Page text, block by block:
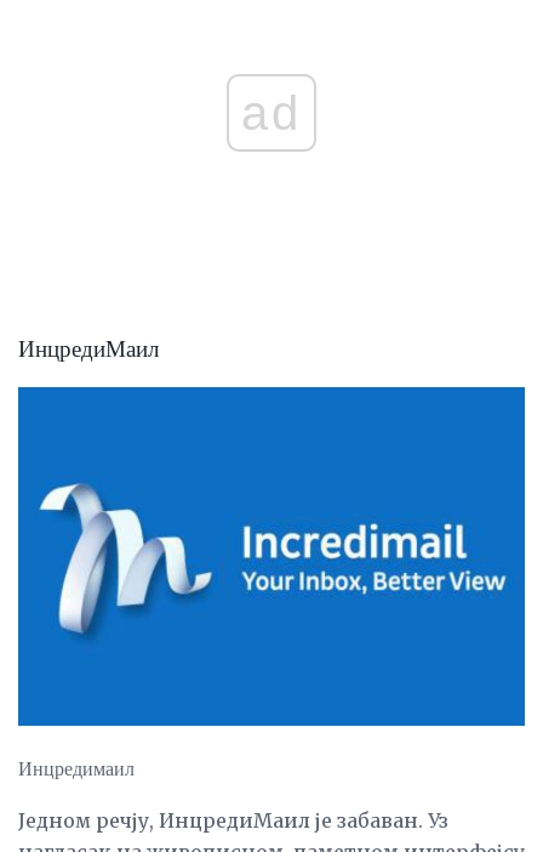
ad
ИнцредиМаил
Инцредимаил
Једном речју, ИнцредиМаил је забаван. Уз